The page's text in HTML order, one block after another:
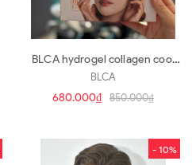
BLCA hydrogel collagen cool
patch
BLCA
680.000₫ 850.000₫
- 10%